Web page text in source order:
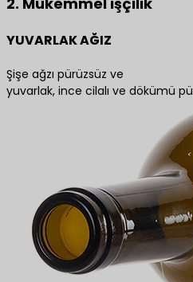
YUVARLAK AĞIZ
Şişe ağzı pürüzsüz ve
yuvarlak, ince cilalı ve dökümü